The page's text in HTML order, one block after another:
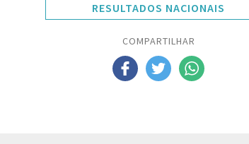
RESULTADOS NACIONAIS
COMPARTILHAR